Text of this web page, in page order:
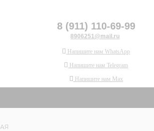
8 (911) 110-69-99
8906251@mail.ru
Напишите нам WhatsApp
Напишите нам Telegram
Напишите нам Max